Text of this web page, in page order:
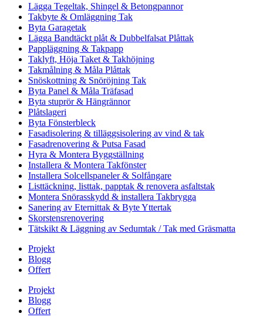
Lägga Tegeltak, Shingel & Betongpannor
Takbyte & Omläggning Tak
Byta Garagetak
Lägga Bandtäckt plåt & Dubbelfalsat Plåttak
Pappläggning & Takpapp
Taklyft, Höja Taket & Takhöjning
Takmålning & Måla Plåttak
Snöskottning & Snöröjning Tak
Byta Panel & Måla Träfasad
Byta stuprör & Hängrännor
Plåtslageri
Byta Fönsterbleck
Fasadisolering & tilläggsisolering av vind & tak
Fasadrenovering & Putsa Fasad
Hyra & Montera Byggställning
Installera & Montera Takfönster
Installera Solcellspaneler & Solfångare
Listtäckning, listtak, papptak & renovera asfaltstak
Montera Snörasskydd & installera Takbrygga
Sanering av Eternittak & Byte Yttertak
Skorstensrenovering
Tätskikt & Läggning av Sedumtak / Tak med Gräsmatta
Projekt
Blogg
Offert
Projekt
Blogg
Offert